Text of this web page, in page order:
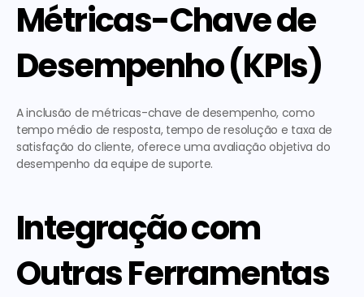
Métricas-Chave de
Desempenho (KPIs)
A inclusão de métricas-chave de desempenho, como
tempo médio de resposta, tempo de resolução e taxa de
satisfação do cliente, oferece uma avaliação objetiva do
desempenho da equipe de suporte.
Integração com
Outras Ferramentas